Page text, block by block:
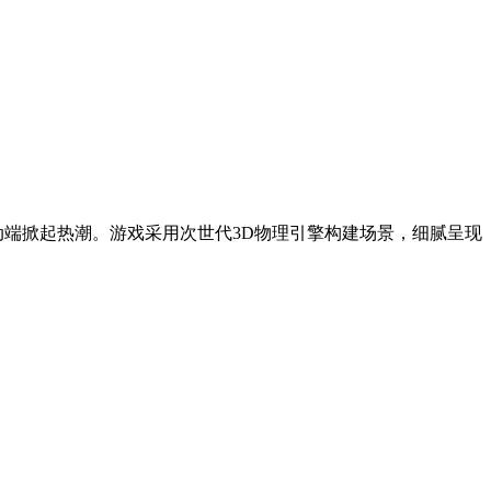
掀起热潮。游戏采用次世代3D物理引擎构建场景，细腻呈现